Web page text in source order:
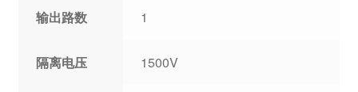
输出路数 1
隔离电压 1500V